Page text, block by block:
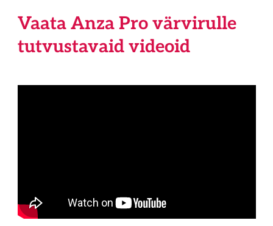
Vaata Anza Pro värvirulle
tutvustavaid videoid